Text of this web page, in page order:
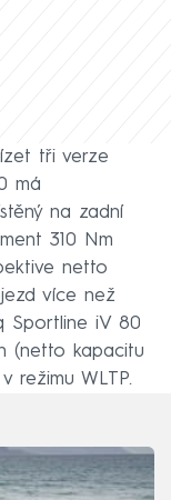
tři verze
má
na zadní
310 Nm
netto
více než
Sportline iV 80
(netto kapacitu
režimu WLTP.